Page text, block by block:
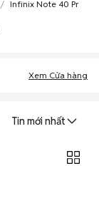
Infinix Note 40 Pro
Xem Cửa hàng
Tin mới nhất